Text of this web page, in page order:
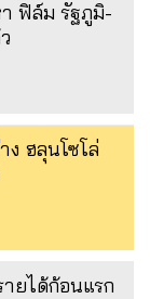
ฟิล์ม รัฐภูมิ-
ง ฮลุนโซโล่
ายได้ก้อนแรก